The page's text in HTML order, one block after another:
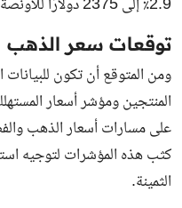
توقعات سعر الذهب
ومن المتوقع أن تكون
المنتجين ومؤشر أسعار
على مسارات أسعار الذهب
كثب هذه المؤشرات لتوجيه
الثمينة.